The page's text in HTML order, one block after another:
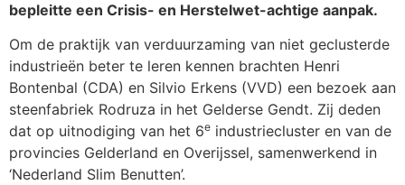
bepleitte een Crisis- en Herstelwet-achtige aanpak.
Om de praktijk van verduurzaming van niet geclusterde
industrieën beter te leren kennen brachten Henri
Bontenbal (CDA) en Silvio Erkens (VVD) een bezoek aan
steenfabriek Rodruza in het Gelderse Gendt. Zij deden
dat op uitnodiging van het 6e industriecluster en van de
provincies Gelderland en Overijssel, samenwerkend in
‘Nederland Slim Benutten’.